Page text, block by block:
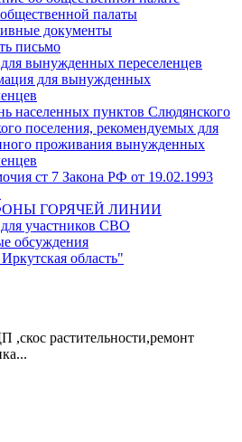
палаты
документы
письмо
вынужденных переселенцев
для вынужденных
населенных пунктов Слюдянского
поселения, рекомендуемых для
проживания вынужденных
ст 7 Закона РФ от 19.02.1993
ГОРЯЧЕЙ ЛИНИИ
участников СВО
обсуждения
область"
,скос растительности,ремонт